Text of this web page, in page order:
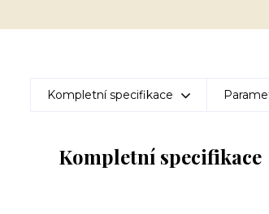
Kompletní specifikace
Kompletní specifikace